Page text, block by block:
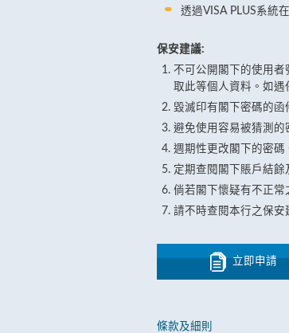
透過VISA PLUS系統
保安建議:
不可公開閣下的使用
取此等個人資料。如遇
毀滅印有閣下密碼的函
避免使用容易被猜測的
週期性更改閣下的密碼
定期查閱閣下賬戶結餘
倘若閣下懷疑有不正常
請不時查閱本行之保安
立即申請
條款及細則